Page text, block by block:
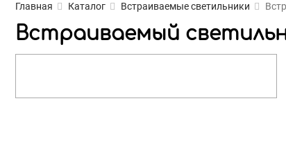
Главная Каталог Встраиваемые светильники
Встраиваемый